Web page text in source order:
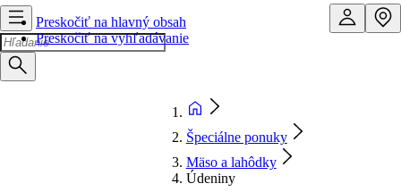
Preskočiť na hlavný obsah
Preskočiť na vyhľadávanie
Špeciálne ponuky
Mäso a lahôdky
Údeniny